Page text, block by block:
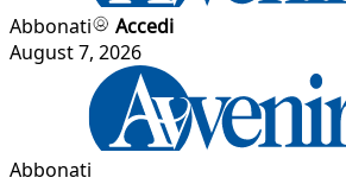
Abbonati
Accedi
August 7, 2026
Abbonati